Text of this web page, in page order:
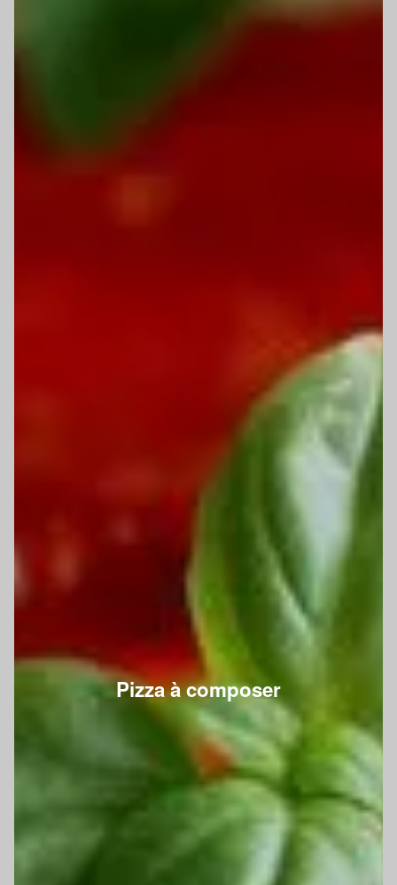
Pizza à composer